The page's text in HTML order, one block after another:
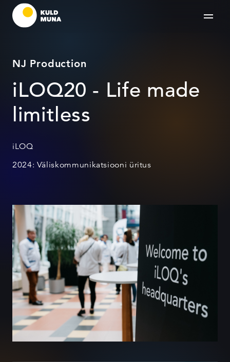
NJ Production
iLOQ20 - Life made
limitless
iLOQ
2024: Väliskommunikatsiooni üritus